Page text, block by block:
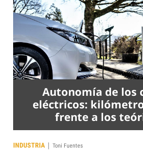
Autonomía de los
eléctricos:
frente a los
INDUSTRIA | Toni Fuentes